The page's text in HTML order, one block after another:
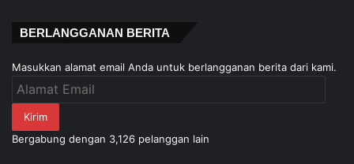
BERLANGGANAN BERITA
Masukkan alamat email Anda untuk berlangganan berita dari kami.
Alamat
Kirim
Bergabung dengan 3,126 pelanggan lain